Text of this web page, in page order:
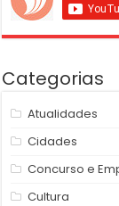
Categorias
Atualidades
Cidades
Concurso e
Cultura